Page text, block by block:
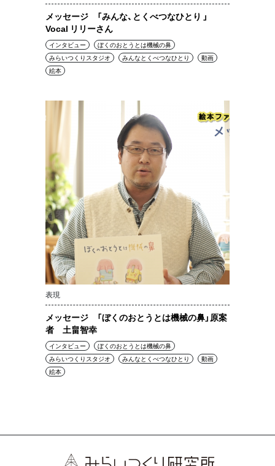
メッセージ 「みんな、とくべつなひとり 」
Vocal リリーさん
インタビュー
ぼくのおとうとは機械の鼻
みらいつくりスタジオ
みんなとくべつなひとり
動画
絵本
表現
メッセージ 「ぼくのおとうとは機械の鼻」原案
者 土畠智幸
インタビュー
ぼくのおとうとは機械の鼻
みらいつくりスタジオ
みんなとくべつなひとり
動画
絵本